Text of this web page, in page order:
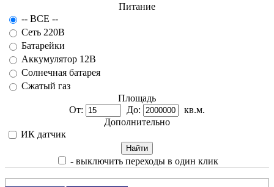
Питание
-- ВСЕ --
Сеть 220В
Батарейки
Аккумулятор 12В
Солнечная батарея
Сжатый газ
Площадь
От:
До:
кв.м.
Дополнительно
ИК датчик
- выключить переходы в один клик